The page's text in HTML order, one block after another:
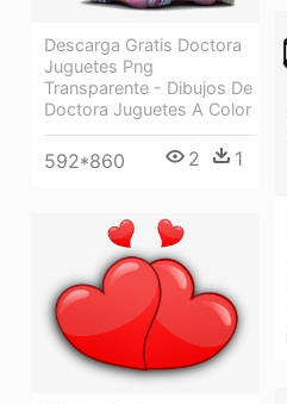
Descarga Gratis Doctora
Juguetes Png
Transparente - Dibujos De
Doctora Juguetes A Color
592*860 2 1